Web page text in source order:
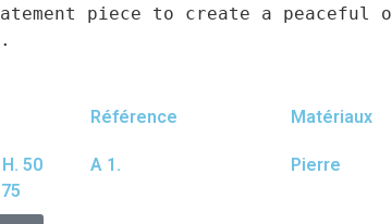
piece to create a peaceful
50
Référence
A 1.
Matériaux
Pierre